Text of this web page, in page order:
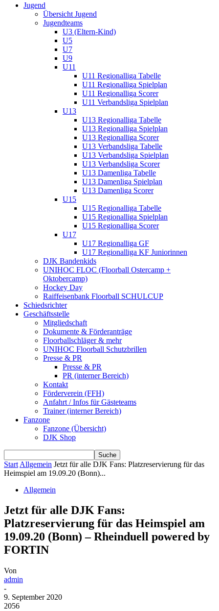
Jugend
Übersicht Jugend
Jugendteams
U3 (Eltern-Kind)
U5
U7
U9
U11
U11 Regionalliga Tabelle
U11 Regionalliga Spielplan
U11 Regionalliga Scorer
U11 Verbandsliga Spielplan
U13
U13 Regionalliga Tabelle
U13 Regionalliga Spielplan
U13 Regionalliga Scorer
U13 Verbandsliga Tabelle
U13 Verbandsliga Spielplan
U13 Verbandsliga Scorer
U13 Damenliga Tabelle
U13 Damenliga Spielplan
U13 Damenliga Scorer
U15
U15 Regionalliga Tabelle
U15 Regionalliga Spielplan
U15 Regionalliga Scorer
U17
U17 Regionalliga GF
U17 Regionalliga KF Juniorinnen
DJK Bandenkids
UNIHOC FLOC (Floorball Ostercamp +
Oktobercamp)
Hockey Day
Raiffeisenbank Floorball SCHULCUP
Schiedsrichter
Geschäftsstelle
Mitgliedschaft
Dokumente & Förderanträge
Floorballschläger & mehr
UNIHOC Floorball Schutzbrillen
Presse & PR
Presse & PR
PR (interner Bereich)
Kontakt
Förderverein (FFH)
Anfahrt / Infos für Gästeteams
Trainer (interner Bereich)
Fanzone
Fanzone (Übersicht)
DJK Shop
Start Allgemein Jetzt für alle DJK Fans: Platzreservierung für das
Heimspiel am 19.09.20 (Bonn)...
Allgemein
Jetzt für alle DJK Fans:
Platzreservierung für das Heimspiel am
19.09.20 (Bonn) – Rheinduell powered by
FORTIN
Von
admin
-
9. September 2020
2056